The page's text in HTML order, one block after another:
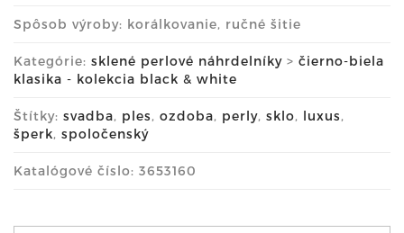
Spôsob výroby: korálkovanie, ručné šitie
Kategórie: sklené perlové náhrdelníky > čierno-biela
klasika - kolekcia black & white
Štítky: svadba, ples, ozdoba, perly, sklo, luxus,
šperk, spoločenský
Katalógové číslo: 3653160